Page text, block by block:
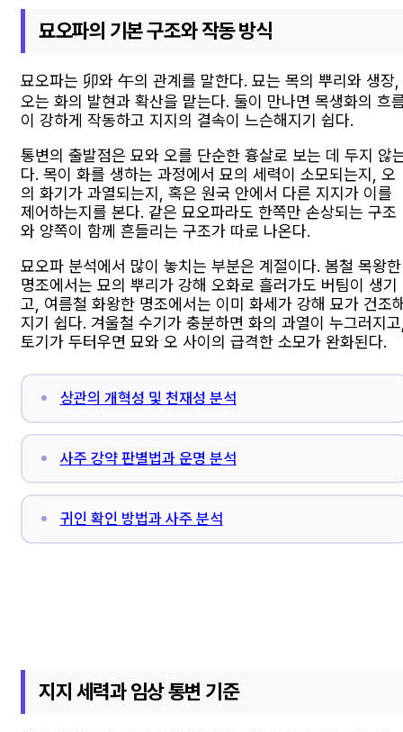
묘오파의 기본 구조와 작동 방식
묘오파는 卯와 午의 관계를 말한다. 묘는 목의 뿌리와 생장,
오는 화의 발현과 확산을 맡는다. 둘이 만나면 목생화의 흐
이 강하게 작동하고 지지의 결속이 느슨해지기 쉽다.
통변의 출발점은 묘와 오를 단순한 흉살로 보는 데 두지 않
다. 목이 화를 생하는 과정에서 묘의 세력이 소모되는지, 오
의 화기가 과열되는지, 혹은 원국 안에서 다른 지지가 이를
제어하는지를 본다. 같은 묘오파라도 한쪽만 손상되는 구조
와 양쪽이 함께 흔들리는 구조가 따로 나온다.
묘오파 분석에서 많이 놓치는 부분은 계절이다. 봄철 목왕한
명조에서는 묘의 뿌리가 강해 오화로 흘러가도 버팀이 생기
고, 여름철 화왕한 명조에서는 이미 화세가 강해 묘가 건조
지기 쉽다. 겨울철 수기가 충분하면 화의 과열이 누그러지
토기가 두터우면 묘와 오 사이의 급격한 소모가 완화된다.
상관의 개혁성 및 천재성 분석
사주 강약 판별법과 운명 분석
귀인 확인 방법과 사주 분석
지지 세력과 임상 통변 기준